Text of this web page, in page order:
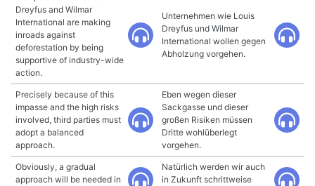
Dreyfus and Wilmar
International are making
inroads against
deforestation by being
supportive of industry-wide
action.
Unternehmen wie Louis
Dreyfus und Wilmar
International wollen gegen
Abholzung vorgehen.
Precisely because of this
impasse and the high risks
involved, third parties must
adopt a balanced
approach.
Eben wegen dieser
Sackgasse und dieser
großen Risiken müssen
Dritte wohlüberlegt
vorgehen.
Obviously, a gradual
approach will be needed in
Natürlich werden wir auch
in Zukunft schrittweise